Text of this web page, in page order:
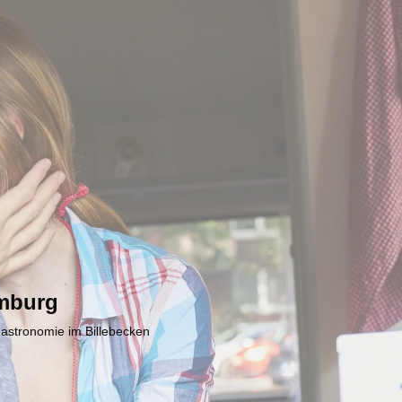
im Billebecken